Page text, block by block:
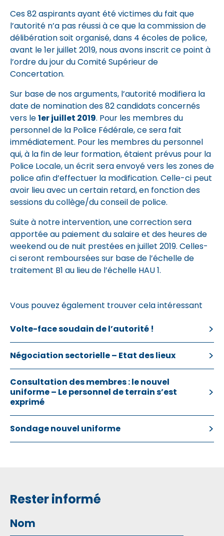
Ces 82 aspirants ayant été victimes du fait que
l’autorité n’a pas réussi à ce que la commission de
délibération soit organisé, dans 4 écoles de police,
avant le 1er juillet 2019, nous avons inscrit ce point à
l’ordre du jour du Comité Supérieur de
Concertation.
Sur base de nos arguments, l’autorité modifiera la
date de nomination des 82 candidats concernés
vers le1er juillet 2019. Pour les membres du
personnel de la Police Fédérale, ce sera fait
immédiatement. Pour les membres du personnel
qui, à la fin de leur formation, étaient prévus pour la
Police Locale, un écrit sera envoyé vers les zones de
police afin d’effectuer la modification. Celle-ci peut
avoir lieu avec un certain retard, en fonction des
sessions du collège/du conseil de police.
Suite à notre intervention, une correction sera
apportée au paiement du salaire et des heures de
weekend ou de nuit prestées en juillet 2019. Celles-
ci seront remboursées sur base de l’échelle de
traitement B1 au lieu de l’échelle HAU 1.
Vous pouvez également trouver cela intéressant
Volte-face soudain de l’autorité !
Négociation sectorielle – Etat des lieux
Consultation des membres : le nouvel
uniforme – Le personnel de terrain s’est
exprimé
Sondage nouvel uniforme
Rester informé